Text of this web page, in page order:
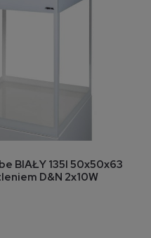
koszyka
BIAŁY 135l 50x50x63
D&N 2x10W